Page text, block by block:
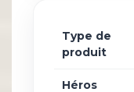
Type de
produit
Héros